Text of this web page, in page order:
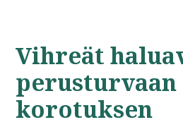
Vihreät
perusturvaan
korotuksen